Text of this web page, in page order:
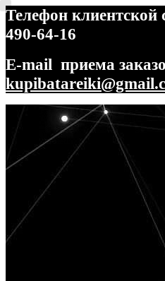
Телефон
490-64-16
E-mail приема
Перейти
навигации
Перейти
содержимому